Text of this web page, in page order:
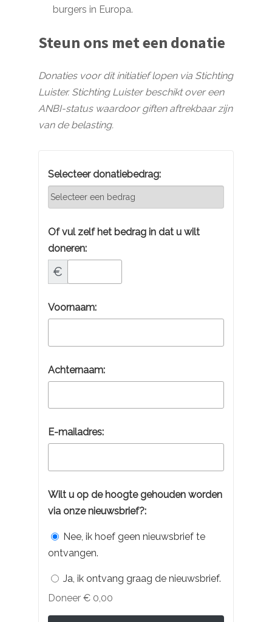
burgers in Europa.
Steun ons met een donatie
Donaties voor dit initiatief lopen via Stichting
Luister. Stichting Luister beschikt over een
ANBI-status waardoor giften aftrekbaar zijn
van de belasting.
Selecteer donatiebedrag:
Of vul zelf het bedrag in dat u wilt
doneren:
€
Voornaam:
Achternaam:
E-mailadres:
Wilt u op de hoogte gehouden worden
via onze nieuwsbrief?:
Nee, ik hoef geen nieuwsbrief te
ontvangen.
Ja, ik ontvang graag de nieuwsbrief.
Doneer € 0,00